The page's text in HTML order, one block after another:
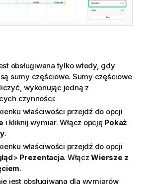
obsługiwana tylko wtedy, gdy
sumy częściowe. Sumy częściowe
wykonując jedną z
czynności:
właściwości przejdź do opcji
i kliknij wymiar. Włącz opcję Pokaż
.
właściwości przejdź do opcji
> Prezentacja. WłączWiersze z
.
jest obsługiwana dla wymiarów